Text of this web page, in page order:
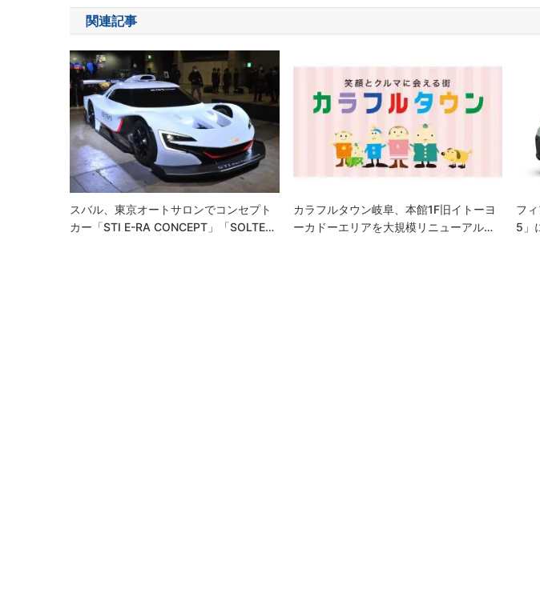
ナ
ビ
ゲ
ー
シ
ョ
ン
関連記事
スバル、東京オートサロンでコンセプト
カー「STI E-RA CONCEPT」「SOLTE…
カラフルタウン岐阜、本館1F旧イトーヨ
ーカドーエリアを大規模リニューアル…
フ
5」